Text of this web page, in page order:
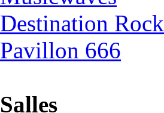
Destination Rock
Pavillon 666
Salles